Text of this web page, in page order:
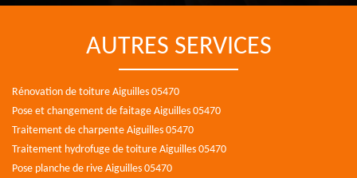
AUTRES SERVICES
Rénovation de toiture Aiguilles 05470
Pose et changement de faitage Aiguilles 05470
Traitement de charpente Aiguilles 05470
Traitement hydrofuge de toiture Aiguilles 05470
Pose planche de rive Aiguilles 05470